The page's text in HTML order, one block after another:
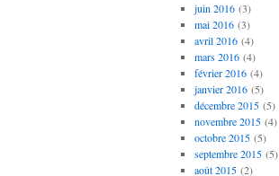
juin 2016(3)
mai 2016(3)
avril 2016(4)
mars 2016(4)
février 2016(4)
janvier 2016(5)
décembre 2015(5)
novembre 2015(4)
octobre 2015(5)
septembre 2015(5)
août 2015(2)